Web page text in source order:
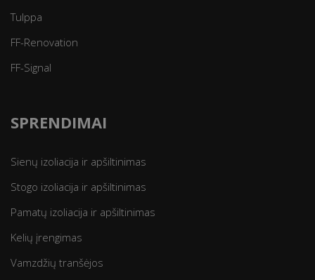
Tulppa
FF-Renovation
FF-Signal
SPRENDIMAI
Sienų izoliacija ir apšiltinimas
Stogo izoliacija ir apšiltinimas
Pamatų izoliacija ir apšiltinimas
Kelių įrengimas
Vamzdžių tranšėjos